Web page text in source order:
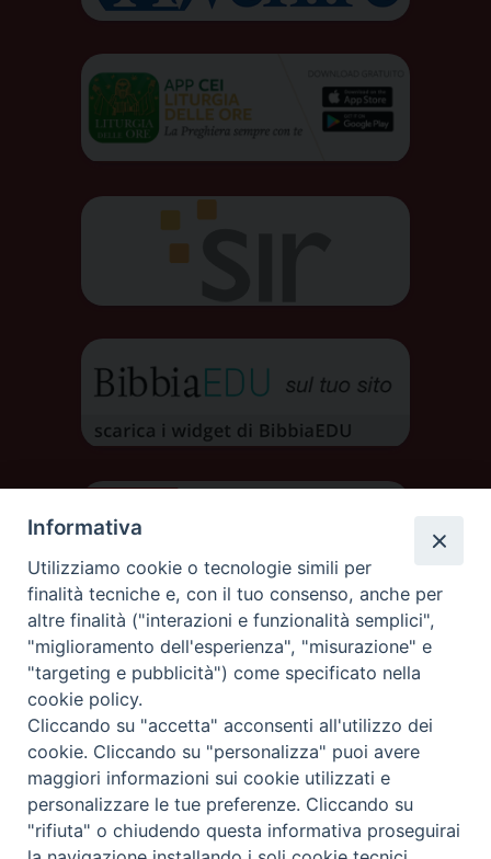
DIOCESI DI AOSTA
DIOCÈSE D'AOSTE
Rue Mgr de Sales 3/A 11100 Aosta
tel. 0165.238515 | fax: 0165.238517
Informativa
Utilizziamo cookie o tecnologie simili per
finalità tecniche e, con il tuo consenso, anche per
altre finalità ("interazioni e funzionalità semplici",
"miglioramento dell'esperienza", "misurazione" e
"targeting e pubblicità") come specificato nella
cookie policy.
Cliccando su "accetta" acconsenti all'utilizzo dei
cookie. Cliccando su "personalizza" puoi avere
maggiori informazioni sui cookie utilizzati e
personalizzare le tue preferenze. Cliccando su
"rifiuta" o chiudendo questa informativa proseguirai